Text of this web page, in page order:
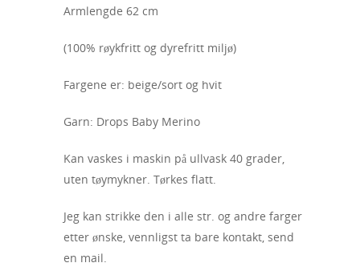
Armlengde 62 cm
(100% røykfritt og dyrefritt miljø)
Fargene er: beige/sort og hvit
Garn: Drops Baby Merino
Kan vaskes i maskin på ullvask 40 grader,
uten tøymykner. Tørkes flatt.
Jeg kan strikke den i alle str. og andre farger
etter ønske, vennligst ta bare kontakt, send
en mail.